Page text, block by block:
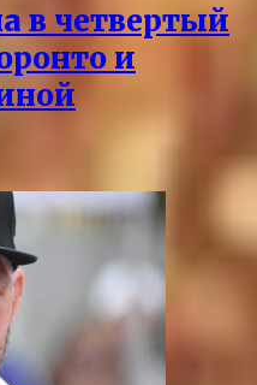
в четвертый
и